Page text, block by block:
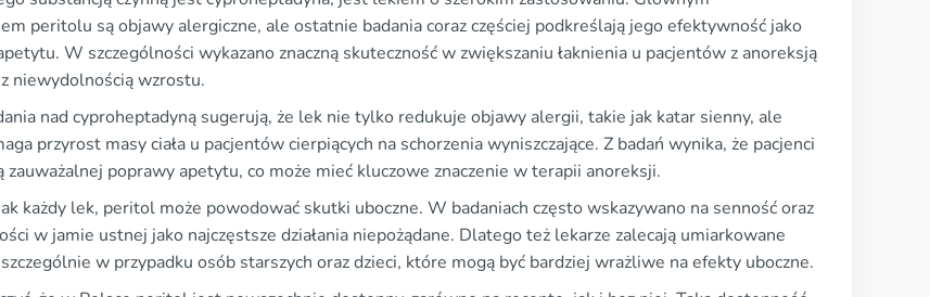
peritolu są objawy alergiczne, ale ostatnie badania coraz częściej podkreślają jego efektywność jako
W szczególności wykazano znaczną skuteczność w zwiększaniu łaknienia u pacjentów z anoreksją
niewydolnością wzrostu.
nad cyproheptadyną sugerują, że lek nie tylko redukuje objawy alergii, takie jak katar sienny, ale
przyrost masy ciała u pacjentów cierpiących na schorzenia wyniszczające. Z badań wynika, że pacjenci
zauważalnej poprawy apetytu, co może mieć kluczowe znaczenie w terapii anoreksji.
każdy lek, peritol może powodować skutki uboczne. W badaniach często wskazywano na senność oraz
w jamie ustnej jako najczęstsze działania niepożądane. Dlatego też lekarze zalecają umiarkowane
w przypadku osób starszych oraz dzieci, które mogą być bardziej wrażliwe na efekty uboczne.